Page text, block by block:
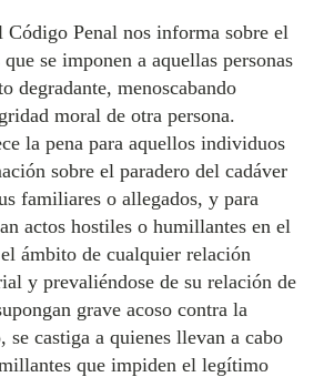
Penal nos informa sobre el
se imponen a aquellas personas
degradante, menoscabando
moral de otra persona.
la pena para aquellos individuos
sobre el paradero del cadáver
familiares o allegados, y para
actos hostiles o humillantes en el
ámbito de cualquier relación
y prevaliéndose de su relación de
grave acoso contra la
castiga a quienes llevan a cabo
que impiden el legítimo